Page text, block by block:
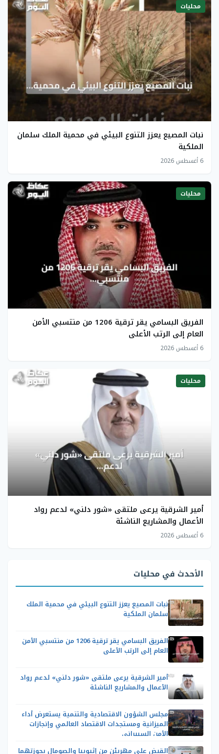
محليات
نبات المصيع يعزز التنوع البيئي في محمية الملك سلمان
الملكية
6 أغسطس 2026
محليات
الفريق البسامي يقر ترقية 1206 من منتسبي الأمن
العام إلى الرتب الأعلى
6 أغسطس 2026
محليات
أمير الشرقية يرعى ملتقى «شور دلني» لدعم رواد
الأعمال والمشاريع الناشئة
6 أغسطس 2026
الأحدث في محليات
نبات المصيع يعزز التنوع البيئي في محمية الملك
سلمان الملكية
الفريق البسامي يقر ترقية 1206 من منتسبي الأمن
العام إلى الرتب الأعلى
أمير الشرقية يرعى ملتقى «شور دلني» لدعم رواد
الأعمال والمشاريع الناشئة
مجلس الشؤون الاقتصادية والتنمية يستعرض أداء
الميزانية ومستجدات الاقتصاد العالمي وإنجازات
الأمن السيبراني
القبض على مهربيْن من إثيوبيا والصومال بحوزتهما